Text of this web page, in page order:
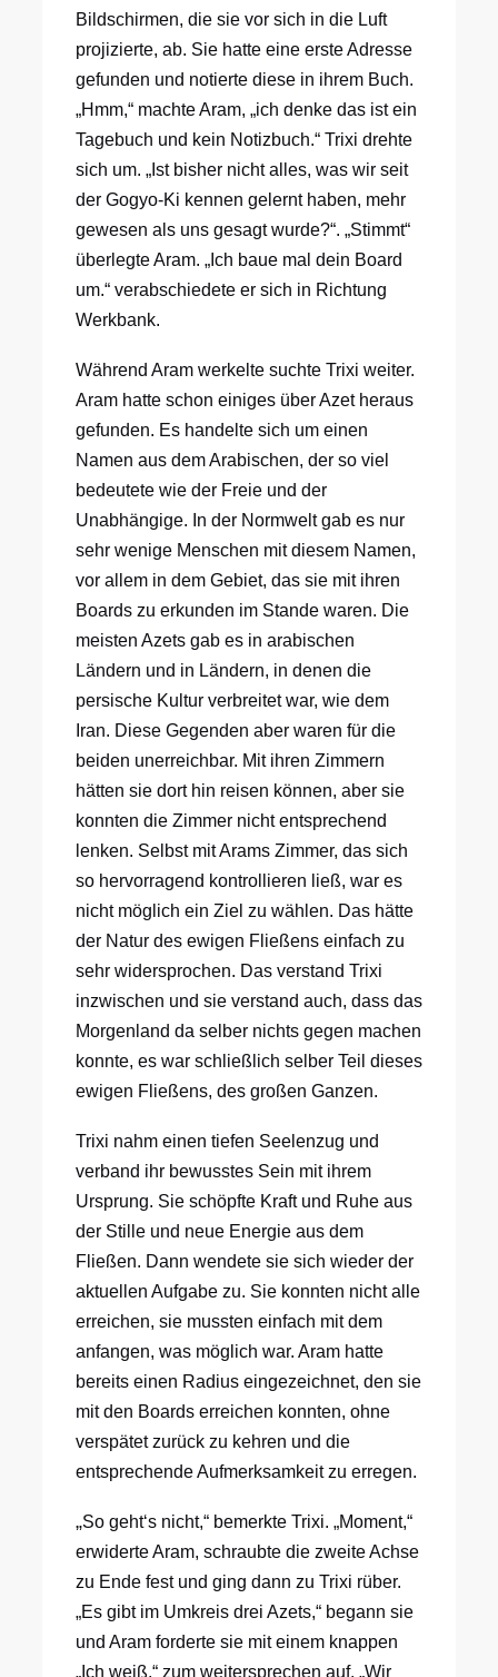
Bildschirmen, die sie vor sich in die Luft
projizierte, ab. Sie hatte eine erste Adresse
gefunden und notierte diese in ihrem Buch.
„Hmm,“ machte Aram, „ich denke das ist ein
Tagebuch und kein Notizbuch.“ Trixi drehte
sich um. „Ist bisher nicht alles, was wir seit
der Gogyo-Ki kennen gelernt haben, mehr
gewesen als uns gesagt wurde?“. „Stimmt“
überlegte Aram. „Ich baue mal dein Board
um.“ verabschiedete er sich in Richtung
Werkbank.
Während Aram werkelte suchte Trixi weiter.
Aram hatte schon einiges über Azet heraus
gefunden. Es handelte sich um einen
Namen aus dem Arabischen, der so viel
bedeutete wie der Freie und der
Unabhängige. In der Normwelt gab es nur
sehr wenige Menschen mit diesem Namen,
vor allem in dem Gebiet, das sie mit ihren
Boards zu erkunden im Stande waren. Die
meisten Azets gab es in arabischen
Ländern und in Ländern, in denen die
persische Kultur verbreitet war, wie dem
Iran. Diese Gegenden aber waren für die
beiden unerreichbar. Mit ihren Zimmern
hätten sie dort hin reisen können, aber sie
konnten die Zimmer nicht entsprechend
lenken. Selbst mit Arams Zimmer, das sich
so hervorragend kontrollieren ließ, war es
nicht möglich ein Ziel zu wählen. Das hätte
der Natur des ewigen Fließens einfach zu
sehr widersprochen. Das verstand Trixi
inzwischen und sie verstand auch, dass das
Morgenland da selber nichts gegen machen
konnte, es war schließlich selber Teil dieses
ewigen Fließens, des großen Ganzen.
Trixi nahm einen tiefen Seelenzug und
verband ihr bewusstes Sein mit ihrem
Ursprung. Sie schöpfte Kraft und Ruhe aus
der Stille und neue Energie aus dem
Fließen. Dann wendete sie sich wieder der
aktuellen Aufgabe zu. Sie konnten nicht alle
erreichen, sie mussten einfach mit dem
anfangen, was möglich war. Aram hatte
bereits einen Radius eingezeichnet, den sie
mit den Boards erreichen konnten, ohne
verspätet zurück zu kehren und die
entsprechende Aufmerksamkeit zu erregen.
„So geht‘s nicht,“ bemerkte Trixi. „Moment,“
erwiderte Aram, schraubte die zweite Achse
zu Ende fest und ging dann zu Trixi rüber.
„Es gibt im Umkreis drei Azets,“ begann sie
und Aram forderte sie mit einem knappen
„Ich weiß,“ zum weitersprechen auf. „Wir